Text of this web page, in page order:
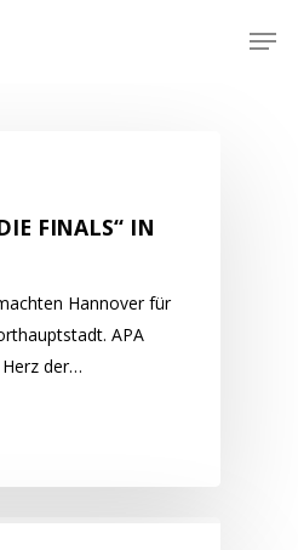
FINALS“ IN
Hannover für
APA
der…